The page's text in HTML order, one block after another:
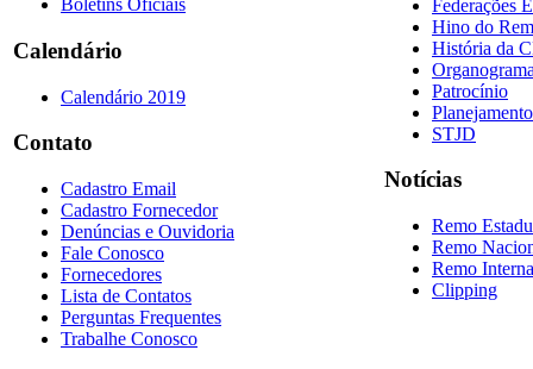
Boletins Oficiais
Calendário
Calendário 2019
Contato
Cadastro Email
Cadastro Fornecedor
Denúncias e Ouvidoria
Fale Conosco
Fornecedores
Lista de Contatos
Perguntas Frequentes
Trabalhe Conosco
Federações
Hino do
História da
Patrocínio
STJD
Notícias
Remo
Remo
Remo
Clipping